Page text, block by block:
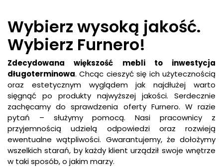
Wybierz wysoką jakość.
Wybierz Furnero!
Zdecydowana większość mebli to inwestycja
długoterminowa. Chcąc cieszyć się ich użytecznością
oraz estetycznym wyglądem jak najdłużej warto
sięgnąć po produkty najwyższej jakości. Serdecznie
zachęcamy do sprawdzenia oferty Furnero. W razie
pytań – służymy pomocą. Nasi pracownicy z
przyjemnością udzielą odpowiedzi oraz rozwieją
ewentualne wątpliwości. Gwarantujemy, że dołożymy
wszelkich starań, by każdy klient urządził swoje wnętrze
w taki sposób, o jakim marzy.